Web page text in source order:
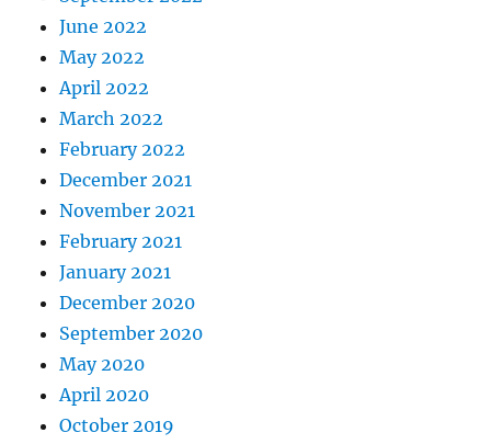
June 2022
May 2022
April 2022
March 2022
February 2022
December 2021
November 2021
February 2021
January 2021
December 2020
September 2020
May 2020
April 2020
October 2019